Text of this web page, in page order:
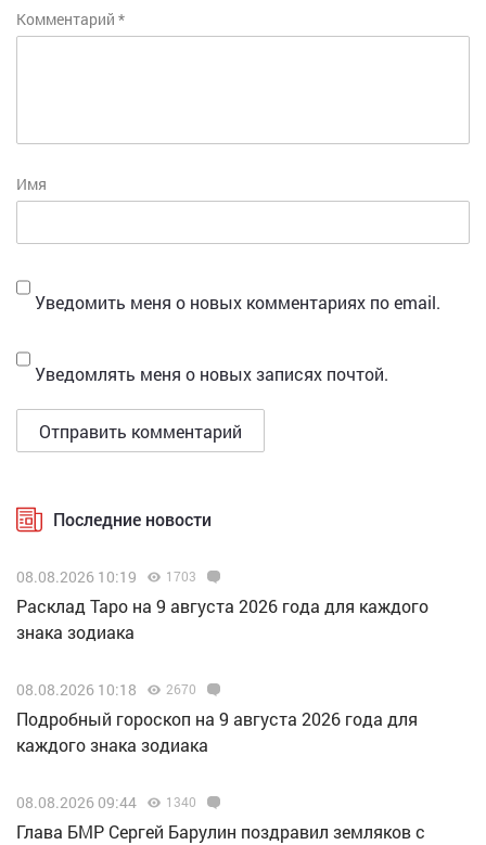
Комментарий *
Имя
Уведомить меня о новых комментариях по email.
Уведомлять меня о новых записях почтой.
Последние новости
08.08.2026 10:19 1703
Расклад Таро на 9 августа 2026 года для каждого
знака зодиака
08.08.2026 10:18 2670
Подробный гороскоп на 9 августа 2026 года для
каждого знака зодиака
08.08.2026 09:44 1340
Глава БМР Сергей Барулин поздравил земляков с